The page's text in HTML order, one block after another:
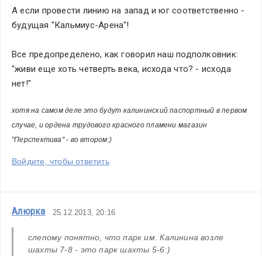
А если провести линию на запад и юг соответственно -
будущая "Кальмиус-Арена"!
Все предопределено, как говорил наш подполковник:
"живи еще хоть четверть века, исхода что? - исхода
нет!"
хотя на самом деле это будут калининский паспортный в первом
случае, и ордена трудового красного пламени магазин
"Перспектива" - во втором:)
Войдите, чтобы ответить
Алюрка 25.12.2013, 20:16
слепому понятно, что парк им. Калинина возле
шахты 7-8 - это парк шахты 5-6:)